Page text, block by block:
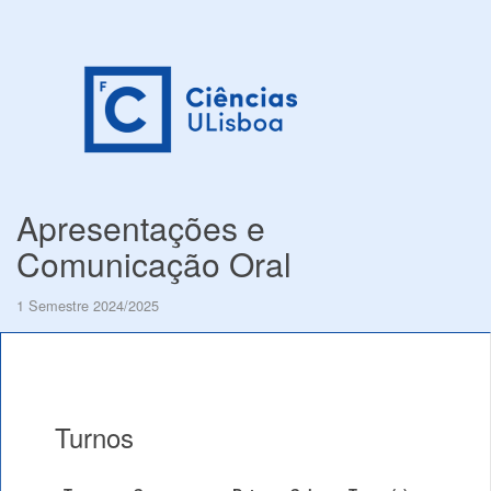
Apresentações e
Comunicação Oral
1 Semestre 2024/2025
Turnos